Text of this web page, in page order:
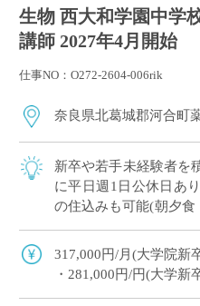
生物 西大和学園中学
講師 2027年4月開始
仕事NO：O272-2604-006rik
奈良県北葛城郡河合町
新卒や若手未経験者を
に平日週1日公休日あ
の住込みも可能(朝夕
活的な自立を全面的に
317,000円/月(大学院新
・281,000円/円(大学新